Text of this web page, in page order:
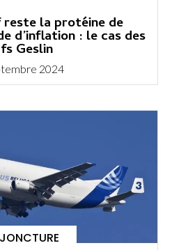
la protéine de
d’inflation : le cas des
Geslin
2024